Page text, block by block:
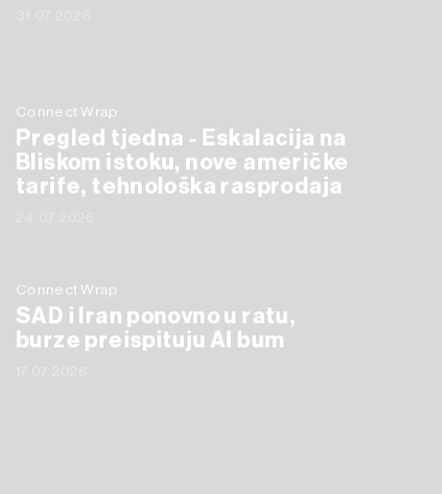
Connect Wrap
Pregled tjedna - Eskalacija na
Bliskom istoku, nove američke
tarife, tehnološka rasprodaja
Connect Wrap
SAD i Iran ponovno u ratu,
burze preispituju AI bum